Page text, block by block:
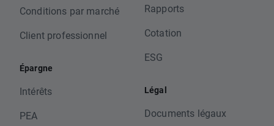
Conditions par marché
Client professionnel
Épargne
Intérêts
PEA
Rapports
Cotation
ESG
Légal
Documents légaux